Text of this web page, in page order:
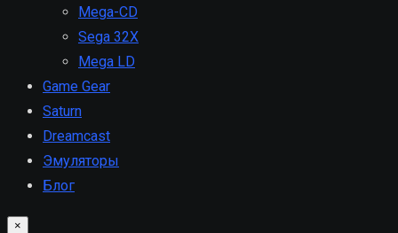
Mega-CD
Sega 32X
Mega LD
Game Gear
Saturn
Dreamcast
Эмуляторы
Блог
×